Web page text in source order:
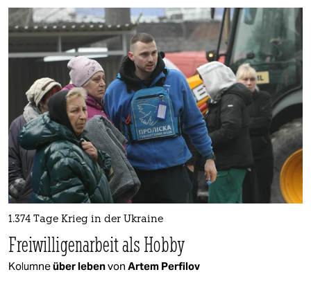
abo
genossenschaft
epaper login
1.374 Tage Krieg in der Ukraine
Freiwilligenarbeit als Hobby
Kolumneüber lebenvon Artem Perfilov